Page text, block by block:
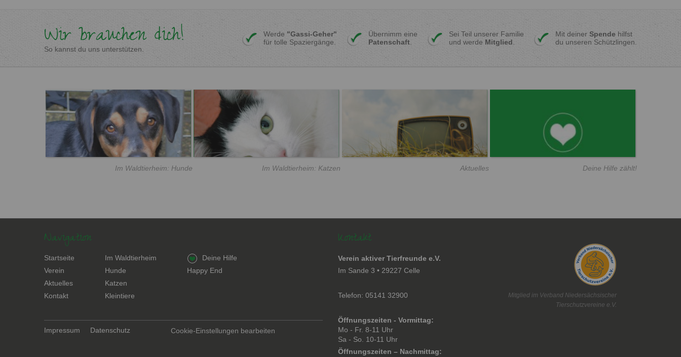
Wir brauchen dich!
So kannst du uns unterstützen.
Werde "Gassi-Geher"
für tolle Spaziergänge.
Übernimm eine
Patenschaft
Sei Teil unserer Familie
und werde Mitglied
Mit deiner Spende hilfst
du unseren Schützlingen.
Im Waldtierheim: Hunde Im Waldtierheim: Katzen Aktuelles Deine Hilfe zählt!
Navigation
Navigation
überspringen
Startseite
Verein
Aktuelles
Kontakt
Navigation
überspringen
Im Waldtierheim
Hunde
Katzen
Kleintiere
Navigation
überspringen
Deine Hilfe
Happy End
Navigation
Impressum Datenschutz Cookie-Einstellungen bearbeiten
Kontakt
Verein aktiver Tierfreunde e.V.
Im Sande 3 • 29227 Celle
Telefon: 05141 32900
Öffnungszeiten - Vormittag:
Mo - Fr. 8-11 Uhr
Sa - So. 10-11 Uhr
Öffnungszeiten – Nachmittag:
Mitglied im Verband Niedersächsischer
Tierschutzvereine e.V.